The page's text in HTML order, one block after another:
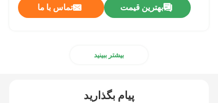
بهترین قیمت تماس با ما
بیشتر ببینید
پیام بگذارید